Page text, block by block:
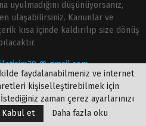
uyulmadığını düşünüyorsanız,
ulaşabilirsiniz. Kanunlar ve
kısa içinde kaldırılıp size dönüş
@ gmail.com
faydalanabilmeniz ve internet
kişiselleştirebilmek için
zaman çerez ayarlarınızı
Kabul et Daha fazla oku